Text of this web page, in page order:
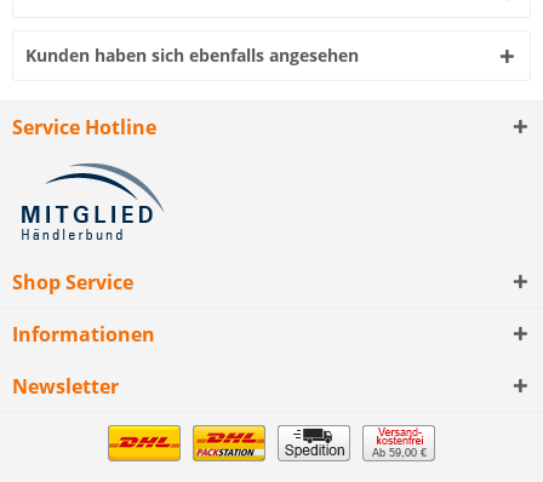
Kunden haben sich ebenfalls angesehen
Service Hotline
Shop Service
Informationen
Newsletter
Ab 59,00 €